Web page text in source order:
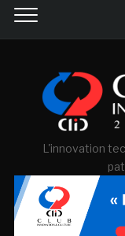
L'innovation